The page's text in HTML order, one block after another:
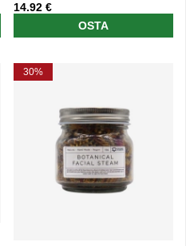
14.92 €
OSTA
30%